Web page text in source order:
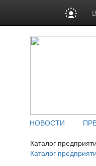
НОВОСТИ
Каталог
Каталог